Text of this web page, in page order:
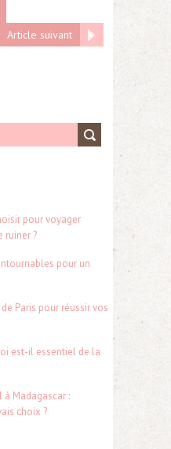
Article suivant
pour voyager
ruiner ?
pour un
Paris pour réussir vos
est-il essentiel de la
Madagascar :
choix ?